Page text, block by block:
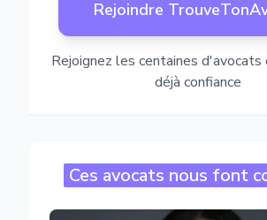
Rejoindre
Rejoignez les centaines d'avocats
déjà confiance
Ces avocats nous font